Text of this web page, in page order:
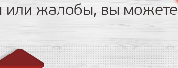
или жалобы, вы можете